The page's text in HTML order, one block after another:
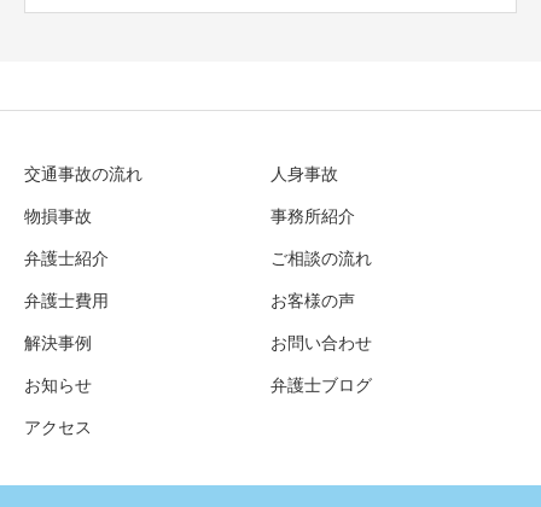
交通事故の流れ
人身事故
物損事故
事務所紹介
弁護士紹介
ご相談の流れ
弁護士費用
お客様の声
解決事例
お問い合わせ
お知らせ
弁護士ブログ
アクセス